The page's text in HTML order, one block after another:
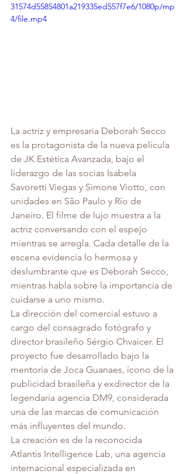
31574d55854801a219335ed557f7e6/1080p/mp
4/file.mp4
La actriz y empresaria Deborah Secco
es la protagonista de la nueva película
de JK Estética Avanzada, bajo el
liderazgo de las socias Isabela
Savoretti Viegas y Simone Viotto, con
unidades en São Paulo y Río de
Janeiro. El filme de lujo muestra a la
actriz conversando con el espejo
mientras se arregla. Cada detalle de la
escena evidencia lo hermosa y
deslumbrante que es Deborah Secco,
mientras habla sobre la importancia de
cuidarse a uno mismo.
La dirección del comercial estuvo a
cargo del consagrado fotógrafo y
director brasileño Sérgio Chvaicer. El
proyecto fue desarrollado bajo la
mentoría de Joca Guanaes, ícono de la
publicidad brasileña y exdirector de la
legendaria agencia DM9, considerada
una de las marcas de comunicación
más influyentes del mundo.
La creación es de la reconocida
Atlantis Intelligence Lab, una agencia
internacional especializada en